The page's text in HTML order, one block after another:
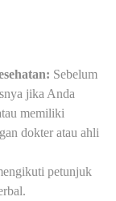
Sebelum
jika Anda
memiliki
dokter atau ahli
petunjuk